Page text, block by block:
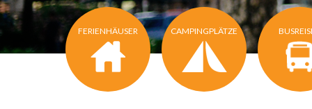
FERIENHÄUSER CAMPINGPLÄTZE